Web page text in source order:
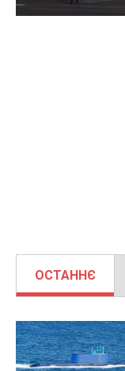
ОСТАННЄ